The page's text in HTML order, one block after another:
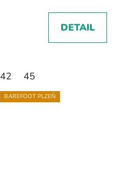
DETAIL
42 45
BAREFOOT PLZEŇ